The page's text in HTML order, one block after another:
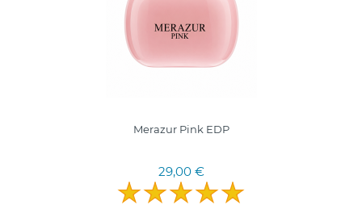
Merazur Pink EDP
29,00 €